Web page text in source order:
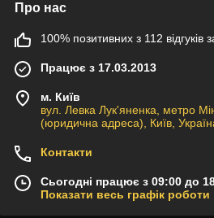
Про нас
100% позитивних з 112 відгуків
Працює з 17.03.2013
м. Київ
вул. Левка Лук'яненка, метро
(юридична адреса), Київ,
Контакти
Сьогодні працює з 09:00 до
Показати весь графік роботи